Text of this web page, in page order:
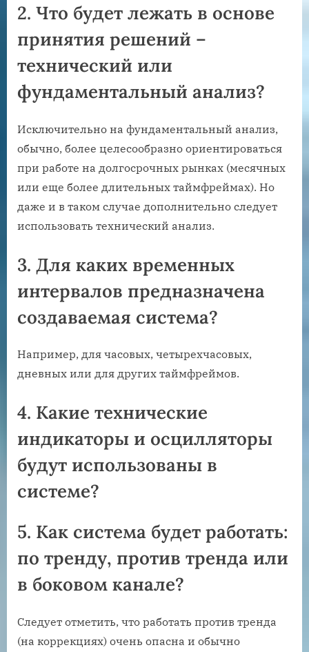
2. Что будет лежать в основе
принятия решений –
технический или
фундаментальный анализ?
Исключительно на фундаментальный анализ,
обычно, более целесообразно ориентироваться
при работе на долгосрочных рынках (месячных
или еще более длительных таймфреймах). Но
даже и в таком случае дополнительно следует
использовать технический анализ.
3. Для каких временных
интервалов предназначена
создаваемая система?
Например, для часовых, четырехчасовых,
дневных или для других таймфреймов.
4. Какие технические
индикаторы и осцилляторы
будут использованы в
системе?
5. Как система будет работать:
по тренду, против тренда или
в боковом канале?
Следует отметить, что работать против тренда
(на коррекциях) очень опасна и обычно